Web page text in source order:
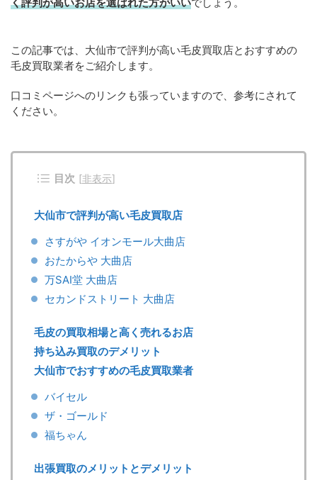
この記事では、大仙市で評判が高い毛皮買取店とおすすめの
毛皮買取業者をご紹介します。
口コミページへのリンクも張っていますので、参考にされて
ください。
目次 [非表示]
大仙市で評判が高い毛皮買取店
さすがや イオンモール大曲店
おたからや 大曲店
万SAI堂 大曲店
セカンドストリート 大曲店
毛皮の買取相場と高く売れるお店
持ち込み買取のデメリット
大仙市でおすすめの毛皮買取業者
バイセル
ザ・ゴールド
福ちゃん
出張買取のメリットとデメリット